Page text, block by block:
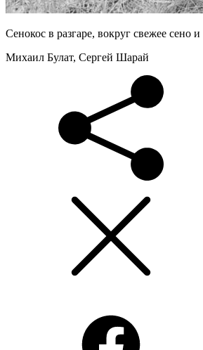
Сенокос в разгаре, вокруг свежее сено
Михаил Булат, Сергей Шарай